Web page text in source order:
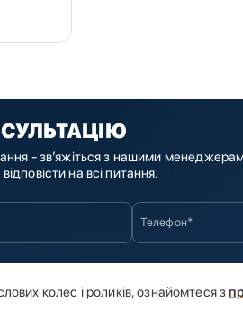
- зв’яжіться з нашими
на всі питання.
колес і роликів, ознайомтеся з